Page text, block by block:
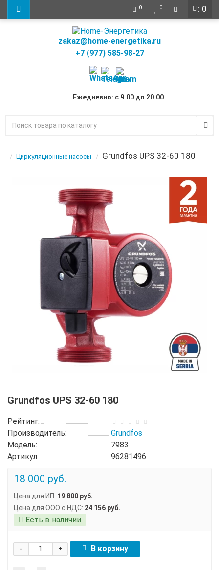
: 0
0 0
zakaz@home-energetika.ru
+7 (977) 585-98-27
Ежедневно: с 9.00 до 20.00
Циркуляционные насосы Grundfos UPS 32-60 180
Grundfos UPS 32-60 180
Рейтинг:
Производитель:
Grundfos
Модель:
7983
Артикул:
96281496
18 000 руб.
Цена для ИП: 19 800 руб.
Цена для ООО с НДС: 24 156 руб.
Есть в наличии
+
- В корзину